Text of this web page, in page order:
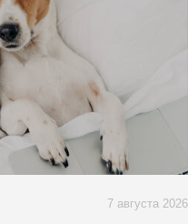
7 августа 2026